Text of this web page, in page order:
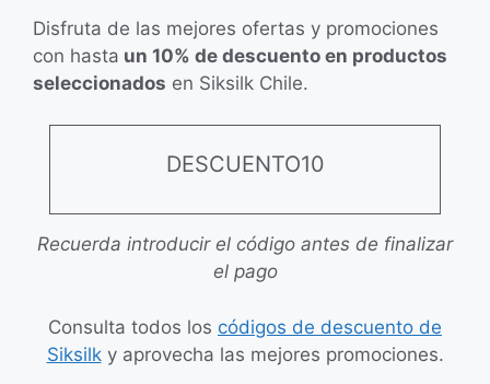
Disfruta de las mejores ofertas y promociones
con hasta un 10% de descuento en productos
seleccionados en Siksilk Chile.
DESCUENTO10
Recuerda introducir el código antes de finalizar
el pago
Consulta todos los códigos de descuento de
Siksilky aprovecha las mejores promociones.